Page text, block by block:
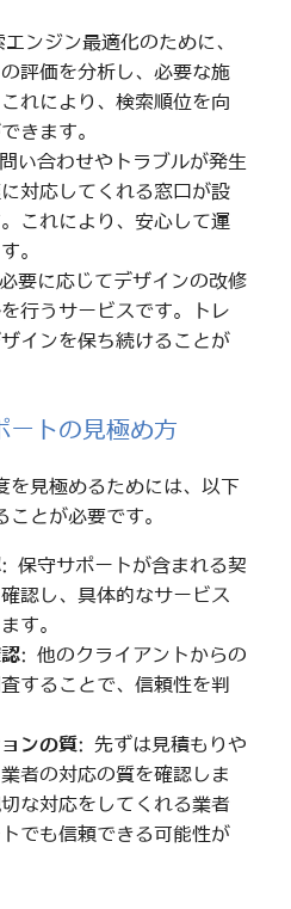
ンジン最適化のために、
評価を分析し、必要な施
れにより、検索順位を向
きます。
い合わせやトラブルが発生
対応してくれる窓口が設
これにより、安心して運
。
要に応じてデザインの改修
行うサービスです。トレ
インを保ち続けることが
ートの見極め方
を見極めるためには、以下
とが必要です。
: 保守サポートが含まれる契
認し、具体的なサービス
す。
: 他のクライアントからの
することで、信頼性を判
ンの質: 先ずは見積もりや
者の対応の質を確認しま
な対応をしてくれる業者
でも信頼できる可能性が